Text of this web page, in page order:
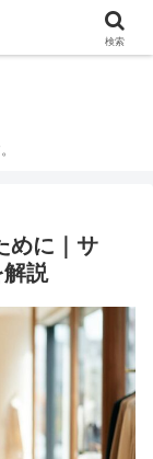
めに｜サ
説
検索